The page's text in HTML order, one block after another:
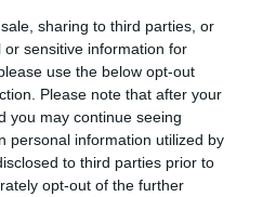
sharing to third parties, or
sensitive information for
use the below opt-out
Please note that after your
you may continue seeing
personal information utilized by
to third parties prior to
opt-out of the further
odpotoval v
zaprisegi. "Odšel bom
pa tudi v Pjongjang, če
je dejal Moon.
pogovore tako z ZDA